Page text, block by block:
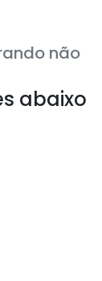
não
abaixo